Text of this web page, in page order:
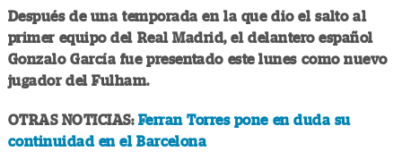
Después de una temporada en la que dio el salto al
primer equipo del Real Madrid, el delantero español
Gonzalo García fue presentado este lunes como nuevo
jugador del Fulham.
OTRAS NOTICIAS: Ferran Torres pone en duda su
continuidad en el Barcelona